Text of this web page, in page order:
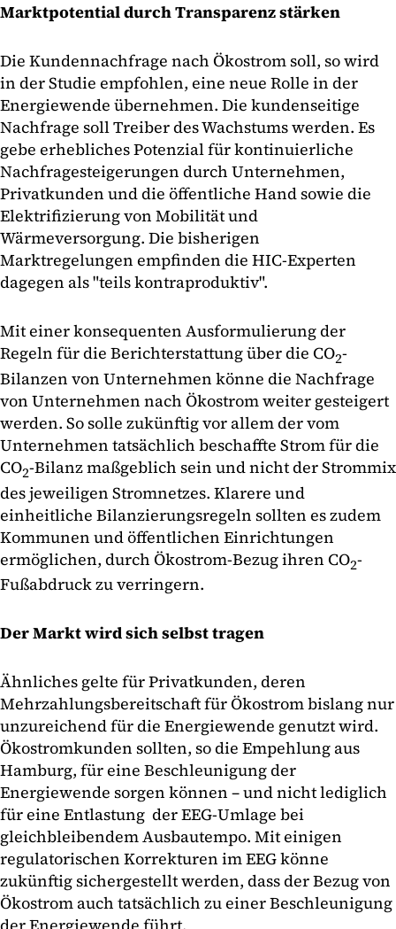
Marktpotential durch Transparenz stärken
Die Kundennachfrage nach Ökostrom soll, so wird
in der Studie empfohlen, eine neue Rolle in der
Energiewende übernehmen. Die kundenseitige
Nachfrage soll Treiber des Wachstums werden. Es
gebe erhebliches Potenzial für kontinuierliche
Nachfragesteigerungen durch Unternehmen,
Privatkunden und die öffentliche Hand sowie die
Elektrifizierung von Mobilität und
Wärmeversorgung. Die bisherigen
Marktregelungen empfinden die HIC-Experten
dagegen als "teils kontraproduktiv".
Mit einer konsequenten Ausformulierung der
Regeln für die Berichterstattung über die CO2-
Bilanzen von Unternehmen könne die Nachfrage
von Unternehmen nach Ökostrom weiter gesteigert
werden. So solle zukünftig vor allem der vom
Unternehmen tatsächlich beschaffte Strom für die
CO2-Bilanz maßgeblich sein und nicht der Strommix
des jeweiligen Stromnetzes. Klarere und
einheitliche Bilanzierungsregeln sollten es zudem
Kommunen und öffentlichen Einrichtungen
ermöglichen, durch Ökostrom-Bezug ihren CO2-
Fußabdruck zu verringern.
Der Markt wird sich selbst tragen
Ähnliches gelte für Privatkunden, deren
Mehrzahlungsbereitschaft für Ökostrom bislang nur
unzureichend für die Energiewende genutzt wird.
Ökostromkunden sollten, so die Empehlung aus
Hamburg, für eine Beschleunigung der
Energiewende sorgen können – und nicht lediglich
für eine Entlastung der EEG-Umlage bei
gleichbleibendem Ausbautempo. Mit einigen
regulatorischen Korrekturen im EEG könne
zukünftig sichergestellt werden, dass der Bezug von
Ökostrom auch tatsächlich zu einer Beschleunigung